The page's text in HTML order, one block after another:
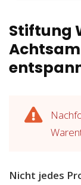
Stiftung
Nicht jedes